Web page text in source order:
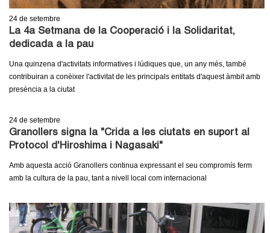
24 de setembre
La 4a Setmana de la Cooperació i la Solidaritat,
dedicada a la pau
Una quinzena d'activitats informatives i lúdiques que, un any més, també
contribuiran a conèixer l'activitat de les principals entitats d'aquest àmbit amb
presència a la ciutat
24 de setembre
Granollers signa la "Crida a les ciutats en suport al
Protocol d'Hiroshima i Nagasaki"
Amb aquesta acció Granollers continua expressant el seu compromís ferm
amb la cultura de la pau, tant a nivell local com internacional